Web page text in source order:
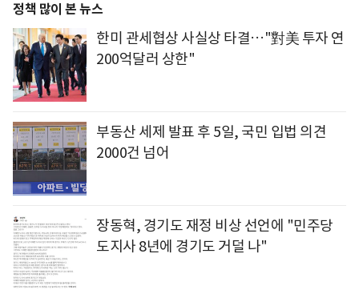
정책 많이 본 뉴스
한미 관세협상 사실상 타결…"對美 투자 연
200억달러 상한"
부동산 세제 발표 후 5일, 국민 입법 의견
2000건 넘어
장동혁, 경기도 재정 비상 선언에 "민주당
도지사 8년에 경기도 거덜 나"